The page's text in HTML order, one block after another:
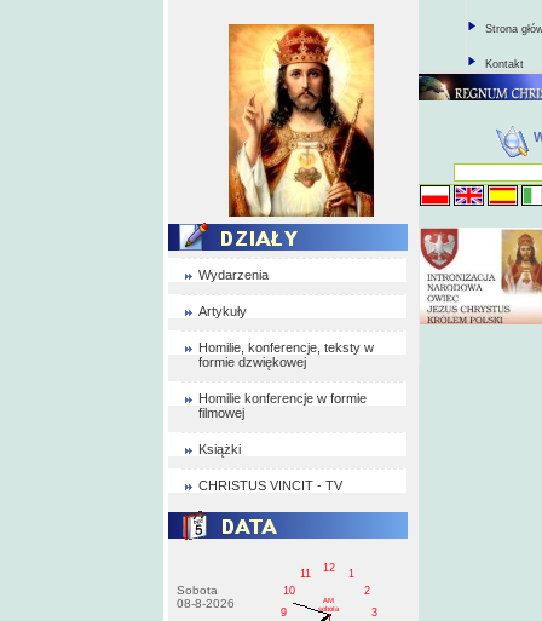
Wydarzenia
Artykuły
Homilie, konferencje, teksty w
formie dzwiękowej
Homilie konferencje w formie
filmowej
Książki
CHRISTUS VINCIT - TV
Sobota
08-8-2026
1
2
3
9
10
11
12
AM
sobota
Strona
Kontakt